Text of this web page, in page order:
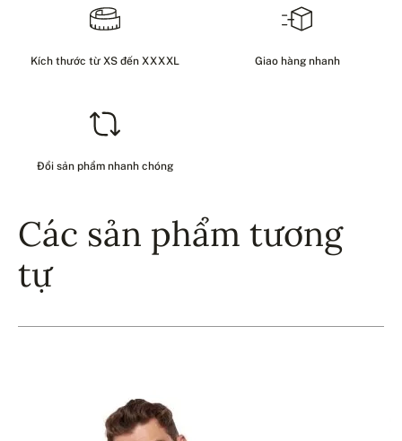
Kích thước từ XS đến XXXXL Giao hàng nhanh
Đổi sản phẩm nhanh chóng
Các sản phẩm tương
tự